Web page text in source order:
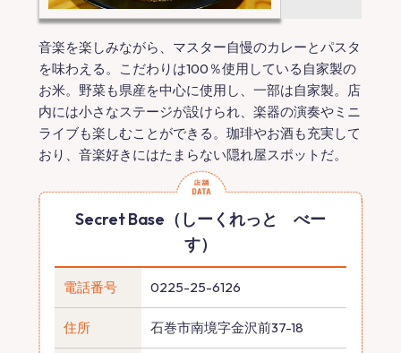
音楽を楽しみながら、マスター自慢のカレーとパスタ
を味わえる。こだわりは100％使用している自家製の
お米。野菜も県産を中心に使用し、一部は自家製。店
内には小さなステージが設けられ、楽器の演奏やミニ
ライブも楽しむことができる。珈琲やお酒も充実して
おり、音楽好きにはたまらない隠れ屋スポットだ。
Secret Base（しーくれっと べー
す）
電話番号 0225-25-6126
住所 石巻市南境字金沢前37-18